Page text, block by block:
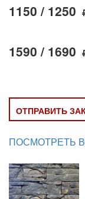
1150 / 1250
1590 / 1690
ОТПРАВИТЬ
ПОСМОТРЕТЬ